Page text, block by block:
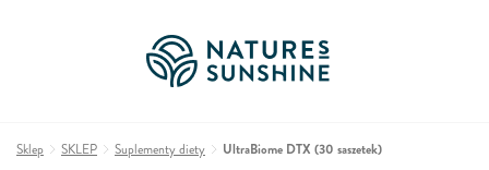
Sklep SKLEP Suplementy diety UltraBiome DTX (30 saszetek)